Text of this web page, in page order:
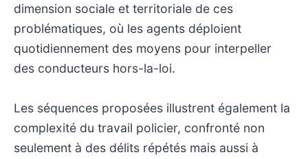
dimension sociale et territoriale de ces
problématiques, où les agents déploient
quotidiennement des moyens pour interpeller
des conducteurs hors-la-loi.
Les séquences proposées illustrent également la
complexité du travail policier, confronté non
seulement à des délits répétés mais aussi à